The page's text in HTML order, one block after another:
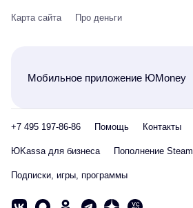
Карта сайта Про деньги
Мобильное приложение ЮMoney
+7 495 197-86-86 Помощь Контакты
ЮKassa для бизнеса Пополнение Steam
Подписки, игры, программы